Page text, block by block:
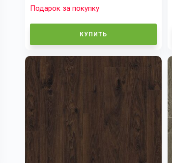
Подарок за покупку
КУПИТЬ